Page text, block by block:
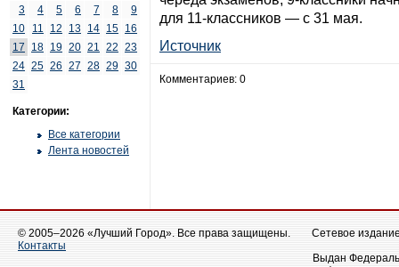
3
4 5 6 7 8
9
10
11 12 13 14 15 16
17
18 19 20 21 22 23
24 25 26 27 28 29 30
31
Категории:
Все категории
Лента новостей
для 11-классников — с 31 мая.
Источник
Комментариев: 0
© 2005–2026 «Лучший Город». Все права защищены.
Контакты
Сетевое
Выдан